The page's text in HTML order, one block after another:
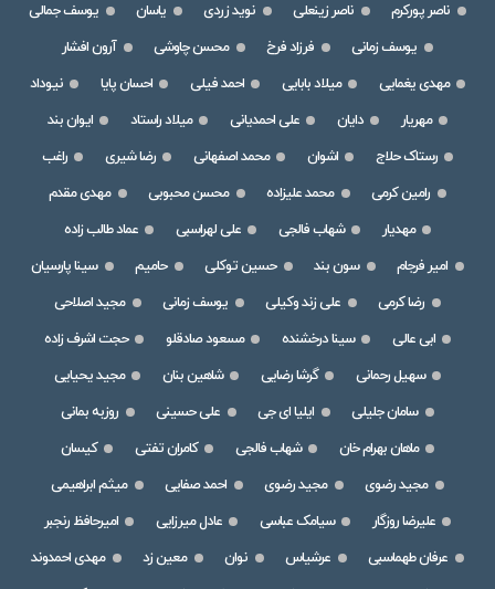
ناصر پورکرم
ناصر زینعلی نوید زردی یاسان
یوسف جمالی
یوسف زمانی
فرزاد فرخ محسن چاوشی
آرون افشار
مهدی یغمایی
میلاد بابایی احمد فیلی احسان پایا
نیوداد
مهریار
دایان علی احمدیانی میلاد راستاد
ایوان بند
رستاک حلاج
اشوان محمد اصفهانی رضا شیری
راغب
رامین کرمی
محمد علیزاده محسن محبوبی
مهدی مقدم
مهدیار
شهاب فالجی علی لهراسبی
عماد طالب زاده
امیر فرجام
سون بند حسین توکلی حامیم
سینا پارسیان
رضا کرمی
علی زند وکیلی یوسف زمانی
مجید اصلاحی
ابی عالی
سینا درخشنده مسعود صادقلو
حجت اشرف زاده
سهیل رحمانی
گرشا رضایی شاهین بنان
مجید یحیایی
سامان جلیلی
ایلیا ای جی علی حسینی
روزبه بمانی
ماهان بهرام خان
شهاب فالجی کامران تفتی
کیسان
مجید رضوی
مجید رضوی احمد صفایی
میثم ابراهیمی
علیرضا روزگار
سیامک عباسی عادل میرزایی
امیرحافظ رنجبر
عرفان طهماسبی
عرشیاس نوان معین زد
مهدی احمدوند